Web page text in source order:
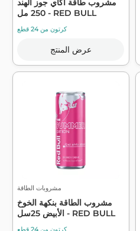
مشروب طاقة أكاي جوز الهند
250 مل - RED BULL
كرتون من 24 قطع
عرض المنتج
مشروبات الطاقة
مشروب الطاقة بنكهة الخوخ
الأبيض 25سل - RED BULL
كرتون من 24 قطع